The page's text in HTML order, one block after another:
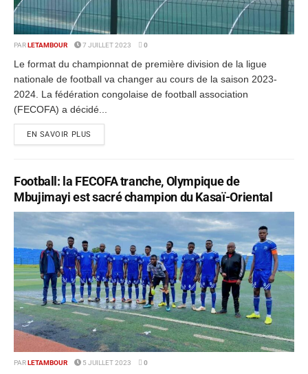
PAR LETAMBOUR 7 JUILLET 2023 0
Le format du championnat de première division de la ligue
nationale de football va changer au cours de la saison 2023-
2024. La fédération congolaise de football association
(FECOFA) a décidé...
EN SAVOIR PLUS
Football: la FECOFA tranche, Olympique de
Mbujimayi est sacré champion du Kasaï-Oriental
PAR LETAMBOUR 5 JUILLET 2023 0